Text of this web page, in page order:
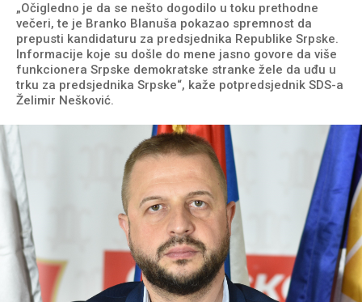
„Očigledno je da se nešto dogodilo u toku prethodne
večeri, te je Branko Blanuša pokazao spremnost da
prepusti kandidaturu za predsjednika Republike Srpske.
Informacije koje su došle do mene jasno govore da više
funkcionera Srpske demokratske stranke žele da uđu u
trku za predsjednika Srpske“, kaže potpredsjednik SDS-a
Želimir Nešković.